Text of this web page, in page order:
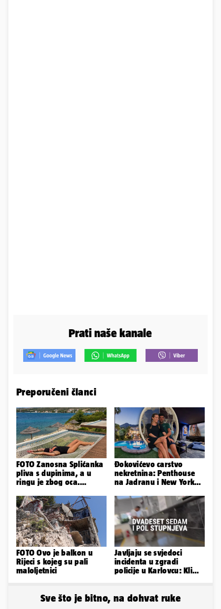
Prati naše kanale
Preporučeni članci
FOTO Zanosna Splićanka
pliva s dupinima, a u
ringu je zbog oca.
Đokovićevo carstvo
nekretnina: Penthouse
na Jadranu i New Yorku,
FOTO Ovo je balkon u
Rijeci s kojeg su pali
maloljetnici
Javljaju se svjedoci
incidenta u zgradi
policije u Karlovcu: Klima
Sve što je bitno, na dohvat ruke